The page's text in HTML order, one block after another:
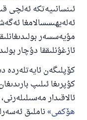
ئىنسانىيەتكە ئەلچى
ئەلەيھىسسالامغا
مۇيەسسەر
ئازغۇنلىققا دۇچار
كۆپلىگەن ئايەتلەردە
كۇپرىغا ئىلىپ
ئالاقىدار مەسىلىلەرنى،
ھۆكمى ناملىق